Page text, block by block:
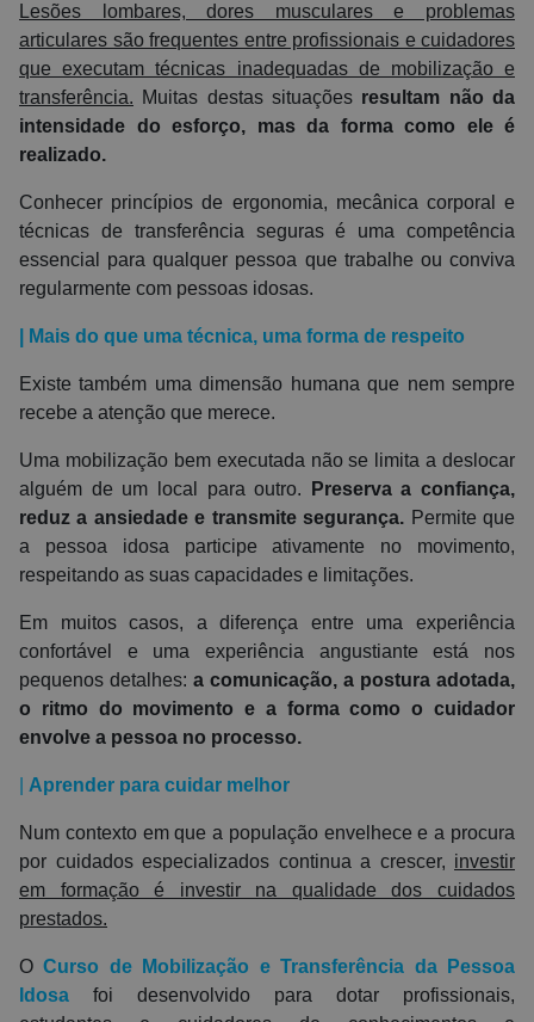
Lesões lombares, dores musculares e problemas
articulares são frequentes entre profissionais e cuidadores
que executam técnicas inadequadas de mobilização e
transferência. Muitas destas situações resultam não da
intensidade do esforço, mas da forma como ele é
realizado.
Conhecer princípios de ergonomia, mecânica corporal e
técnicas de transferência seguras é uma competência
essencial para qualquer pessoa que trabalhe ou conviva
regularmente com pessoas idosas.
| Mais do que uma técnica, uma forma de respeito
Existe também uma dimensão humana que nem sempre
recebe a atenção que merece.
Uma mobilização bem executada não se limita a deslocar
alguém de um local para outro.
Preserva a confiança,
reduz a ansiedade e transmite segurança. Permite que
a pessoa idosa participe ativamente no movimento,
respeitando as suas capacidades e limitações.
Em muitos casos, a diferença entre uma experiência
confortável e uma experiência angustiante está nos
pequenos detalhes: a comunicação, a postura adotada,
o ritmo do movimento e a forma como o cuidador
envolve a pessoa no processo.
Aprender para cuidar melhor
Num contexto em que a população envelhece e a procura
por cuidados especializados continua a crescer, investir
em formação é investir na qualidade dos cuidados
prestados.
OCurso de Mobilização e Transferência da Pessoa
Idosa foi desenvolvido para dotar profissionais,